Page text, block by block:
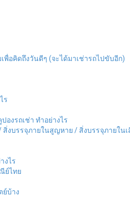
พื่อคิดถึงวันดีๆ (จะได้มาเช่ารถไปขับอีก)
ร
องรถเช่า ทำอย่างไร
งบรรจุภายในสูญหาย / สิ่งบรรจุภายใน
งไร
ย์ไทย
ย์บ้าง